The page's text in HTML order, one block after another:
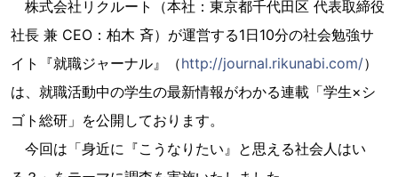
株式会社リクルート（本社：東京都千代田区 代表取締役
社長 兼 CEO：柏木 斉）が運営する1日10分の社会勉強サ
イト『就職ジャーナル』（http://journal.rikunabi.com/）
は、就職活動中の学生の最新情報がわかる連載「学生×シ
ゴト総研」を公開しております。
今回は「身近に『こうなりたい』と思える社会人はい